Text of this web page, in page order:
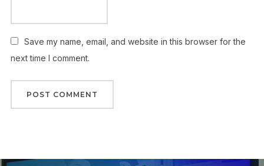
Save my name, email, and website in this browser for the
next time I comment.